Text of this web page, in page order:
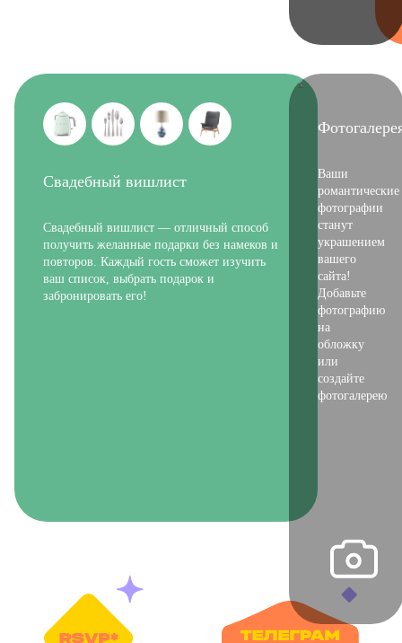
Свадебный вишлист
Свадебный вишлист — отличный способ
получить желанные подарки без намеков и
повторов. Каждый гость сможет изучить
ваш список, выбрать подарок и
забронировать его!
Ваши
романтические
фотографии
станут
украшением
вашего
сайта!
Добавьте
фотографию
на
обложку
или
создайте
фотогалерею